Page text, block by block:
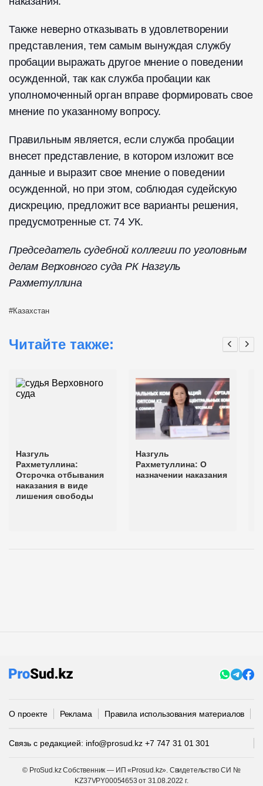
Также неверно отказывать в удовлетворении
представления, тем самым вынуждая службу
пробации выражать другое мнение о поведении
осужденной, так как служба пробации как
уполномоченный орган вправе формировать свое
мнение по указанному вопросу.
Правильным является, если служба пробации
внесет представление, в котором изложит все
данные и выразит свое мнение о поведении
осужденной, но при этом, соблюдая судейскую
дискрецию, предложит все варианты решения,
предусмотренные ст. 74 УК.
Председатель судебной коллегии по уголовным
делам Верховного суда РК Назгуль
Рахметуллина
Казахстан
Читайте также:
Назгуль
Рахметуллина:
Отсрочка отбывания
наказания в виде
лишения свободы
Назгуль
Рахметуллина: О
назначении наказания
О проекте Реклама Правила использования материалов
Связь с редакцией: info@prosud.kz +7 747 31 01 301
© ProSud.kz Собственник — ИП «Prosud.kz». Свидетельство СИ №
KZ37VPY00054653 от 31.08.2022 г.